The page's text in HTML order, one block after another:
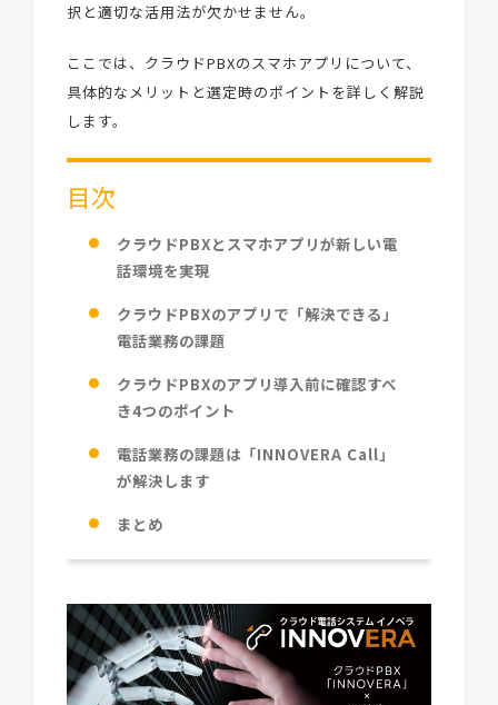
択と適切な活用法が欠かせません。
ここでは、クラウドPBXのスマホアプリについて、
具体的なメリットと選定時のポイントを詳しく解説
します。
目次
クラウドPBXとスマホアプリが新しい電
話環境を実現
クラウドPBXのアプリで「解決できる」
電話業務の課題
クラウドPBXのアプリ導入前に確認すべ
き4つのポイント
電話業務の課題は「INNOVERA Call」
が解決します
まとめ